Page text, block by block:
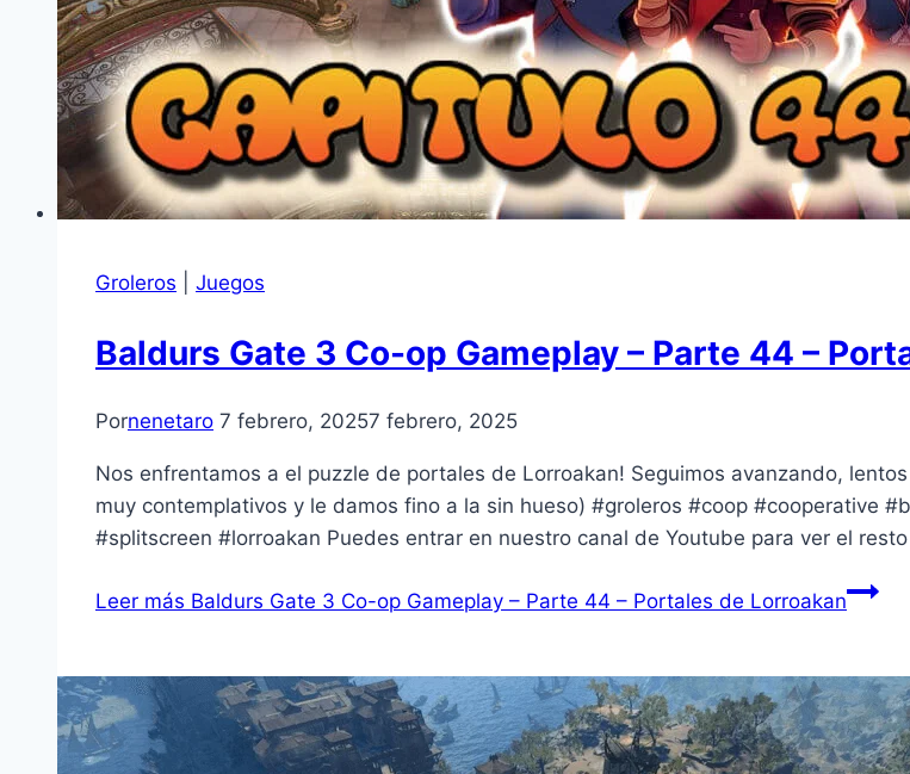
Groleros Juegos
Baldurs Gate 3 Co-op Gameplay – Parte 44 –
Pornenetaro 7 febrero, 20257 febrero, 2025
Nos enfrentamos a el puzzle de portales de Lorroakan! Seguimos avanzando,
muy contemplativos y le damos fino a la sin hueso) #groleros #coop #cooperative
#splitscreen #lorroakan Puedes entrar en nuestro canal de Youtube para ver el
Leer más Baldurs Gate 3 Co-op Gameplay – Parte 44 – Portales de Lorroakan